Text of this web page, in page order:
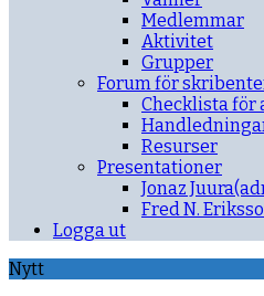
Medlemmar
Aktivitet
Grupper
Forum för
Checklista för
Resurser
Presentationer
Jonaz
Fred N.
Logga ut
Nytt